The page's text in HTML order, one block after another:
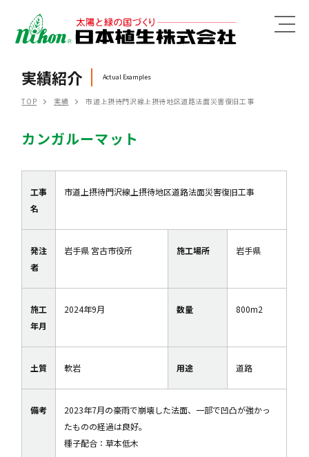
MENU
実績紹介 Actual Examples
TOP 実績 市道上摂待門沢線上摂待地区道路法面災害復旧工事
カンガルーマット
工事
名
市道上摂待門沢線上摂待地区道路法面災害復旧工事
発注
者
岩手県 宮古市役所 施工場所 岩手県
施工
年月
2024年9月 数量 800m2
土質 軟岩 用途 道路
備考
2023年7月の豪雨で崩壊した法面、一部で凹凸が強かっ
たものの経過は良好。
種子配合：草本低木